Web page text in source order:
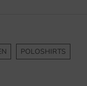
POLOSHIRTS